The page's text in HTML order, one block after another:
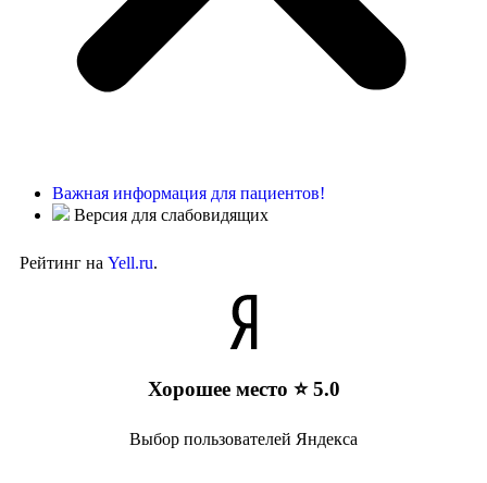
Важная информация для пациентов!
Версия для слабовидящих
Рейтинг на Yell.ru.
Хорошее место ⭐ 5.0
Выбор пользователей Яндекса